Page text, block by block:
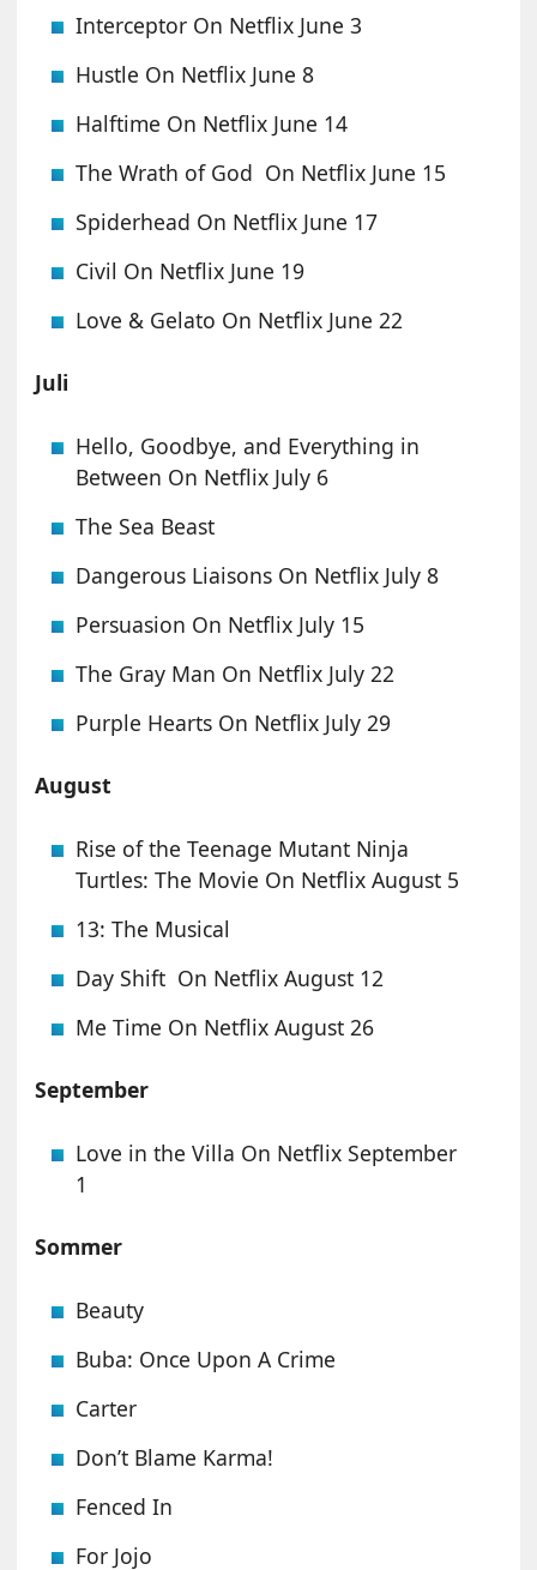
Interceptor On Netflix June 3
Hustle On Netflix June 8
Halftime On Netflix June 14
The Wrath of God On Netflix June 15
Spiderhead On Netflix June 17
Civil On Netflix June 19
Love & Gelato On Netflix June 22
Juli
Hello, Goodbye, and Everything in
Between On Netflix July 6
The Sea Beast
Dangerous Liaisons On Netflix July 8
Persuasion On Netflix July 15
The Gray Man On Netflix July 22
Purple Hearts On Netflix July 29
August
Rise of the Teenage Mutant Ninja
Turtles: The Movie On Netflix August 5
13: The Musical
Day Shift On Netflix August 12
Me Time On Netflix August 26
September
Love in the Villa On Netflix September
1
Sommer
Beauty
Buba: Once Upon A Crime
Carter
Don’t Blame Karma!
Fenced In
For Jojo